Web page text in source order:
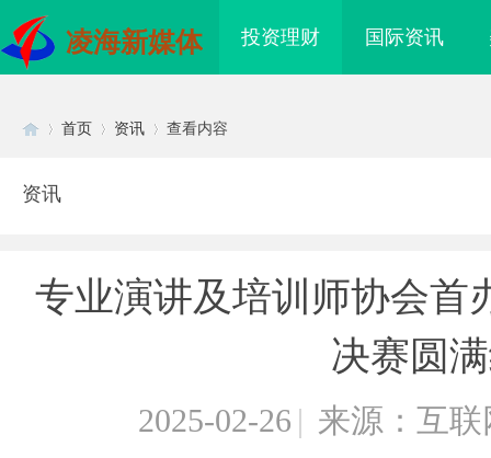
凌海新媒体 投资理财 国际资讯
首页 资讯 查看内容
资讯
专业演讲及培训师协会首
决赛圆
2025-02-26 | 来源：互联